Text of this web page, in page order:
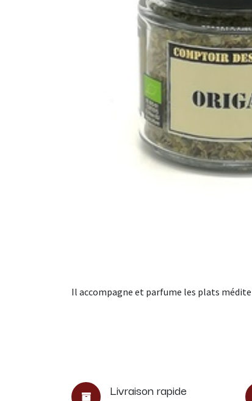
Il accompagne et parfume les plats
Livraison rapide